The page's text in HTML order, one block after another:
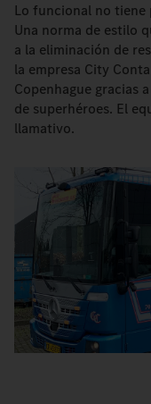
Lo funcional no
Una norma de estilo
a la eliminación de
la empresa City
Copenhague gracias
de superhéroes. El
llamativo.